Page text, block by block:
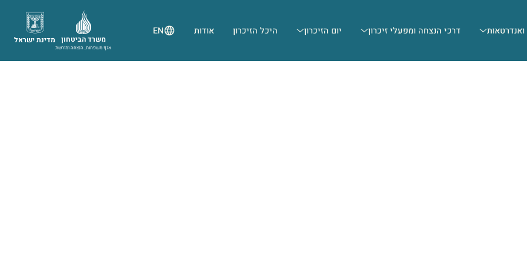
דרכי הנצחה ומפעלי זיכרון יום הזיכרון היכל הזיכרון אודות EN
מדינת ישראל משרד הביטחון
אגף משפחות, הנצחה ומורשת